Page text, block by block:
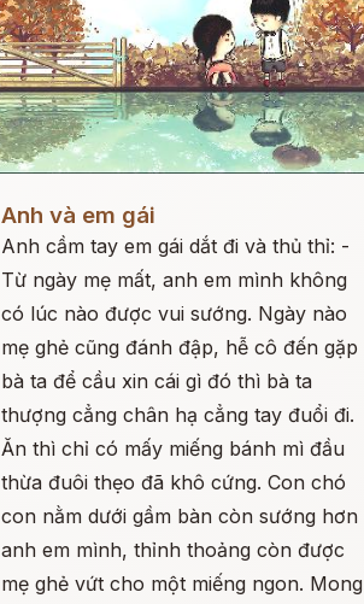
Anh và em gái
Anh cầm tay em gái dắt đi và thủ thỉ: -
Từ ngày mẹ mất, anh em mình không
có lúc nào được vui sướng. Ngày nào
mẹ ghẻ cũng đánh đập, hễ cô đến gặp
bà ta để cầu xin cái gì đó thì bà ta
thượng cẳng chân hạ cẳng tay đuổi đi.
Ăn thì chỉ có mấy miếng bánh mì đầu
thừa đuôi thẹo đã khô cứng. Con chó
con nằm dưới gầm bàn còn sướng hơn
anh em mình, thỉnh thoảng còn được
mẹ ghẻ vứt cho một miếng ngon. Mong